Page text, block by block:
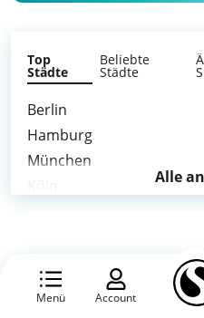
Menü Account
Top
Städte
Beliebte
Städte
Berlin
Hamburg
München
Dortmund
Alle